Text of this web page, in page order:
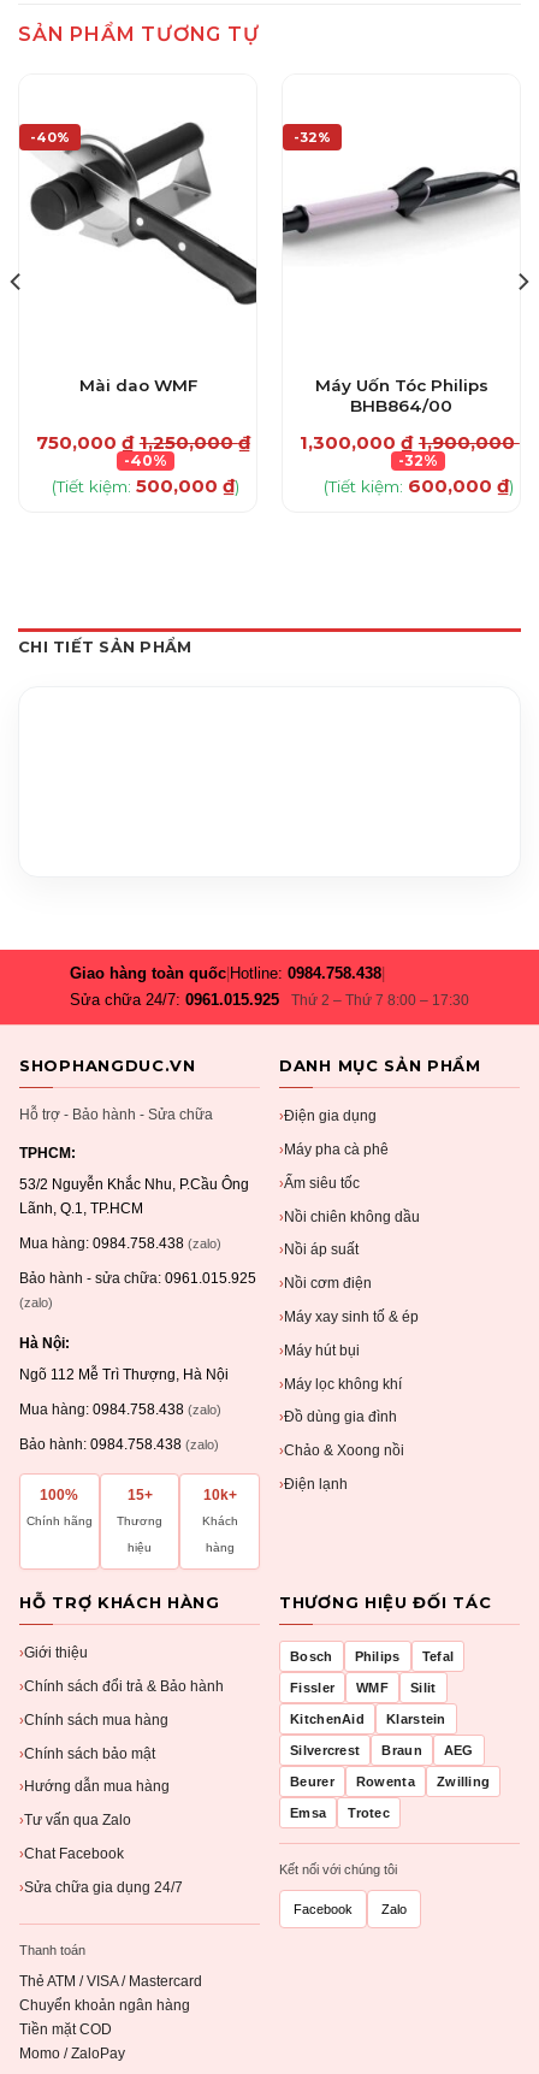
SẢN PHẨM TƯƠNG TỰ
-40%
Mài dao WMF
750,000 ₫ 1,250,000₫
-40%
(Tiết kiệm:500,000₫)
-32%
Máy Uốn Tóc Philips
BHB864/00
1,300,000 ₫ 1,900,000₫
-32%
(Tiết kiệm: 600,000 ₫)
CHI TIẾT SẢN PHẨM
Giao hàng toàn quốc Hotline:0984.758.438
Sửa chữa 24/7:0961.015.925 Thứ 2 – Thứ 7 8:00 – 17:30
SHOPHANGDUC.VN
Hỗ trợ - Bảo hành - Sửa chữa
TPHCM:
53/2 Nguyễn Khắc Nhu, P.Cầu Ông
Lãnh, Q.1, TP.HCM
Mua hàng: 0984.758.438 (zalo)
Bảo hành - sửa chữa: 0961.015.925
(zalo)
Hà Nội:
Ngõ 112 Mễ Trì Thượng, Hà Nội
Mua hàng: 0984.758.438 (zalo)
Bảo hành: 0984.758.438 (zalo)
100%
Chính hãng
15+
Thương
hiệu
10k+
Khách
hàng
DANH MỤC SẢN PHẨM
›Điện gia dụng
› Máy pha cà phê
›Ấm siêu tốc
›Nồi chiên không dầu
› Nồi áp suất
› Nồi cơm điện
› Máy xay sinh tố & ép
›Máy hút bụi
›Máy lọc không khí
›Đồ dùng gia đình
›Chảo & Xoong nồi
›Điện lạnh
HỖ TRỢ KHÁCH HÀNG
›Giới thiệu
›Chính sách đổi trả & Bảo hành
›Chính sách mua hàng
›Chính sách bảo mật
› Hướng dẫn mua hàng
›Tư vấn qua Zalo
›Chat Facebook
›Sửa chữa gia dụng 24/7
Thanh toán
Thẻ ATM / VISA / Mastercard
Chuyển khoản ngân hàng
Tiền mặt COD
Momo / ZaloPay
THƯƠNG HIỆU ĐỐI TÁC
Bosch Philips Tefal
Fissler WMF Silit
KitchenAid Klarstein
Silvercrest Braun AEG
Beurer Rowenta Zwilling
Emsa Trotec
Kết nối với chúng tôi
Facebook Zalo